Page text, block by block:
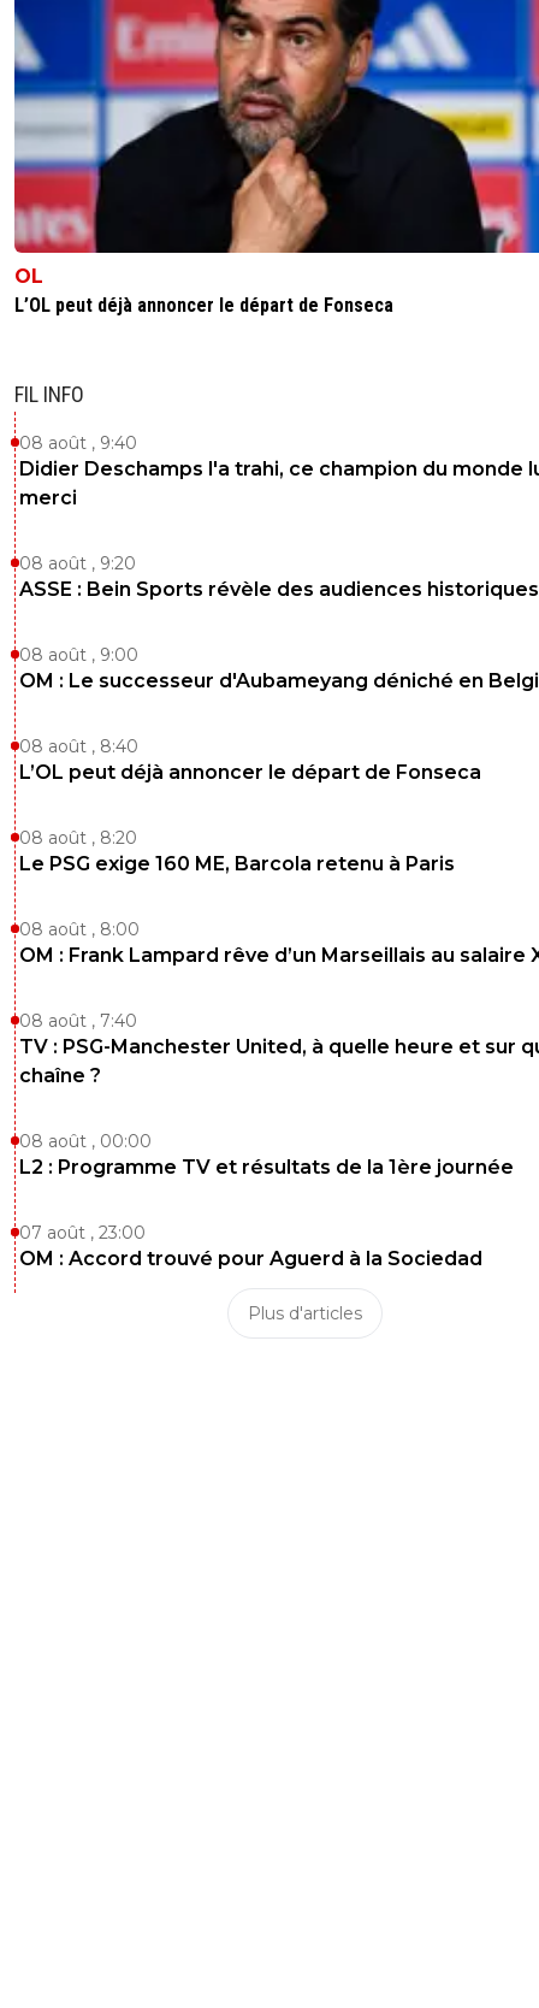
OL
L’OL peut déjà annoncer le départ de Fonseca
FIL INFO
08 août , 9:40
Didier Deschamps l'a trahi, ce champion du monde
merci
08 août , 9:20
ASSE : Bein Sports révèle des audiences historiques
08 août , 9:00
OM : Le successeur d'Aubameyang déniché en
08 août , 8:40
L’OL peut déjà annoncer le départ de Fonseca
08 août , 8:20
Le PSG exige 160 ME, Barcola retenu à Paris
08 août , 8:00
OM : Frank Lampard rêve d’un Marseillais au salaire
08 août , 7:40
TV : PSG-Manchester United, à quelle heure et sur
chaîne ?
08 août , 00:00
L2 : Programme TV et résultats de la 1ère journée
07 août , 23:00
OM : Accord trouvé pour Aguerd à la Sociedad
Plus d'articles